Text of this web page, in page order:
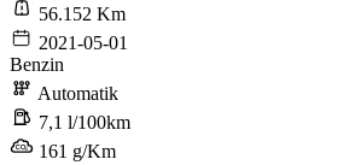
56.152 Km
2021-05-01
Benzin
Automatik
7,1 l/100km
161 g/Km